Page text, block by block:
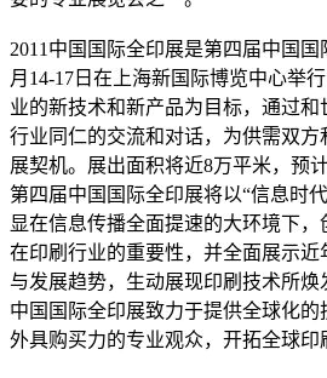
2011中国国际全印展是第四届中国国
月14-17日在上海新国际博览中心举
业的新技术和新产品为目标，通过
行业同仁的交流和对话，为供需双
展契机。展出面积将近8万平米，预
第四届中国国际全印展将以“信息时
显在信息传播全面提速的大环境下
在印刷行业的重要性，并全面展示
与发展趋势，生动展现印刷技术所
中国国际全印展致力于提供全球化
外具购买力的专业观众，开拓全球印